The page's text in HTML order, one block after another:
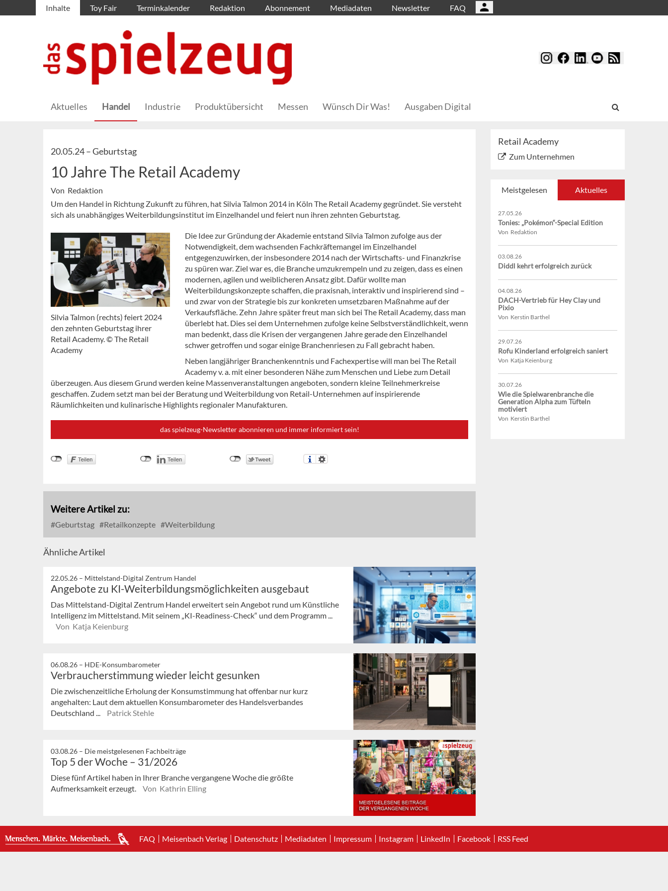
Inhalte Toy Fair Terminkalender Redaktion Abonnement Mediadaten Newsletter FAQ
Aktuelles Handel Industrie Produktübersicht Messen Wünsch Dir Was! Ausgaben Digital
20.05.24 –Geburtstag
10 Jahre The Retail Academy
Von Redaktion
Um den Handel in Richtung Zukunft zu führen, hat Silvia Talmon 2014 in Köln The Retail Academy gegründet. Sie versteht
sich als unabhängiges Weiterbildungsinstitut im Einzelhandel und feiert nun ihren zehnten Geburtstag.
Silvia Talmon (rechts) feiert 2024
den zehnten Geburtstag ihrer
Retail Academy. © The Retail
Academy
Die Idee zur Gründung der Akademie entstand Silvia Talmon zufolge aus der
Notwendigkeit, dem wachsenden Fachkräftemangel im Einzelhandel
entgegenzuwirken, der insbesondere 2014 nach der Wirtschafts- und Finanzkrise
zu spüren war. Ziel war es, die Branche umzukrempeln und zu zeigen, dass es einen
modernen, agilen und weiblicheren Ansatz gibt. Dafür wollte man
Weiterbildungskonzepte schaffen, die praxisnah, interaktiv und inspirierend sind –
und zwar von der Strategie bis zur konkreten umsetzbaren Maßnahme auf der
Verkaufsfläche. Zehn Jahre später freut man sich bei The Retail Academy, dass man
überlebt hat. Dies sei dem Unternehmen zufolge keine Selbstverständlichkeit, wenn
man bedenkt, dass die Krisen der vergangenen Jahre gerade den Einzelhandel
schwer getroffen und sogar einige Branchenriesen zu Fall gebracht haben.
Neben langjähriger Branchenkenntnis und Fachexpertise will man bei The Retail
Academy v. a. mit einer besonderen Nähe zum Menschen und Liebe zum Detail
überzeugen. Aus diesem Grund werden keine Massenveranstaltungen angeboten, sondern kleine Teilnehmerkreise
geschaffen. Zudem setzt man bei der Beratung und Weiterbildung von Retail-Unternehmen auf inspirierende
Räumlichkeiten und kulinarische Highlights regionaler Manufakturen.
das spielzeug-Newsletter abonnieren und immer informiert sein!
Weitere Artikel zu:
Geburtstag Retailkonzepte Weiterbildung
Ähnliche Artikel
22.05.26 – Mittelstand-Digital Zentrum Handel
Angebote zu KI-Weiterbildungsmöglichkeiten ausgebaut
Das Mittelstand-Digital Zentrum Handel erweitert sein Angebot rund um Künstliche
Intelligenz im Mittelstand. Mit seinem „KI-Readiness-Check“ und dem Programm ...
Von Katja Keienburg
06.08.26 – HDE-Konsumbarometer
Verbraucherstimmung wieder leicht gesunken
Die zwischenzeitliche Erholung der Konsumstimmung hat offenbar nur kurz
angehalten: Laut dem aktuellen Konsumbarometer des Handelsverbandes
Deutschland ...
Patrick Stehle
03.08.26 – Die meistgelesenen Fachbeiträge
Top 5 der Woche – 31/2026
Diese fünf Artikel haben in Ihrer Branche vergangene Woche die größte
Aufmerksamkeit erzeugt.
Von Kathrin Elling
Retail Academy
Zum Unternehmen
Meistgelesen Aktuelles
27.05.26
Tonies: „Pokémon“-Special Edition
Von Redaktion
03.08.26
Diddl kehrt erfolgreich zurück
04.08.26
DACH-Vertrieb für Hey Clay und
Pixio
Von Kerstin Barthel
29.07.26
Rofu Kinderland erfolgreich saniert
Von Katja Keienburg
30.07.26
Wie die Spielwarenbranche die
Generation Alpha zum Tüfteln
motiviert
Von Kerstin Barthel
FAQ Meisenbach Verlag Datenschutz Mediadaten Impressum Instagram LinkedIn Facebook RSS Feed